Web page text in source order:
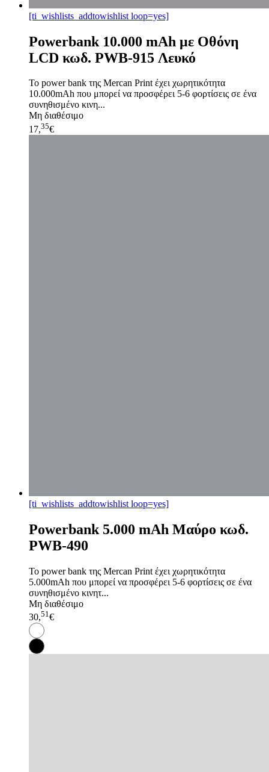
[ti_wishlists_addtowishlist loop=yes]
Powerbank 10.000 mAh με Οθόνη
LCD κωδ. PWB-915 Λευκό
Το power bank της Mercan Print έχει χωρητικότητα
10.000mAh που μπορεί να προσφέρει 5-6 φορτίσεις σε ένα
συνηθισμένο κινη...
Μη διαθέσιμο
17,35€
[ti_wishlists_addtowishlist loop=yes]
Powerbank 5.000 mAh Μαύρο κωδ.
PWB-490
Το power bank της Mercan Print έχει χωρητικότητα
5.000mAh που μπορεί να προσφέρει 5-6 φορτίσεις σε ένα
συνηθισμένο κινητ...
Μη διαθέσιμο
30,51 €